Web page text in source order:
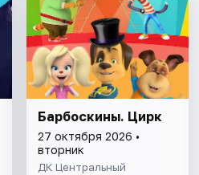
Барбоскины. Цирк
27 октября 2026 •
вторник
ДК Центральный